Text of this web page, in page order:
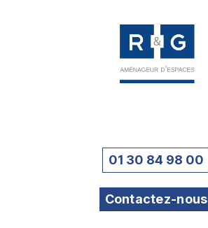
01 30 84 98 00
Contactez-nous